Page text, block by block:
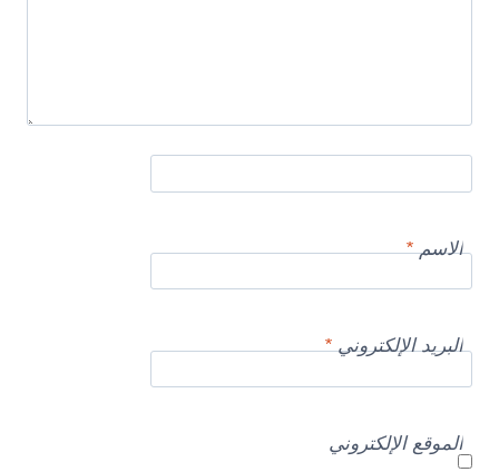
الاسم*
البريد الإلكتروني*
الموقع الإلكتروني